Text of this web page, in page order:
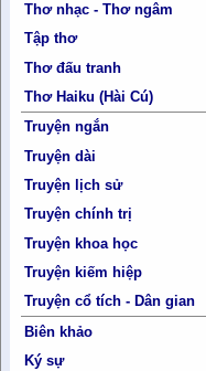
Thơ nhạc - Thơ ngâm
Tập thơ
Thơ đấu tranh
Thơ Haiku (Hài Cú)
Truyện ngắn
Truyện dài
Truyện lịch sử
Truyện chính trị
Truyện khoa học
Truyện kiếm hiệp
Truyện cổ tích - Dân gian
Biên khảo
Ký sự